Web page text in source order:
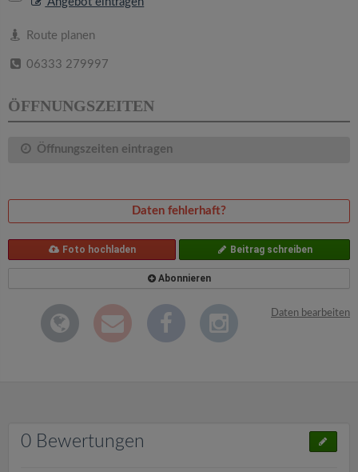
Route planen
06333 279997
ÖFFNUNGSZEITEN
Öffnungszeiten eintragen
Daten fehlerhaft?
Foto hochladen Beitrag schreiben
Abonnieren
Daten bearbeiten
0 Bewertungen
i